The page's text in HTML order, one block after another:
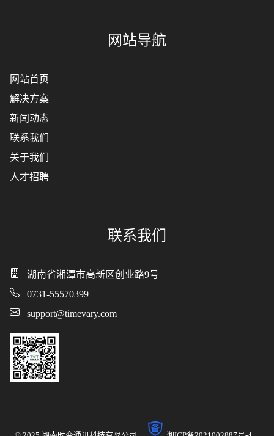
网站导航
网站首页
解决方案
新闻动态
联系我们
关于我们
人才招聘
联系我们
湖南省湘潭市高新区创业路9号
0731-55570399
support@timevary.com